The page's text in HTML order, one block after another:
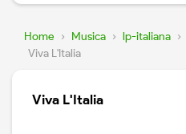
Home › Musica › lp-italiana ›
Viva L'Italia
Viva L'Italia